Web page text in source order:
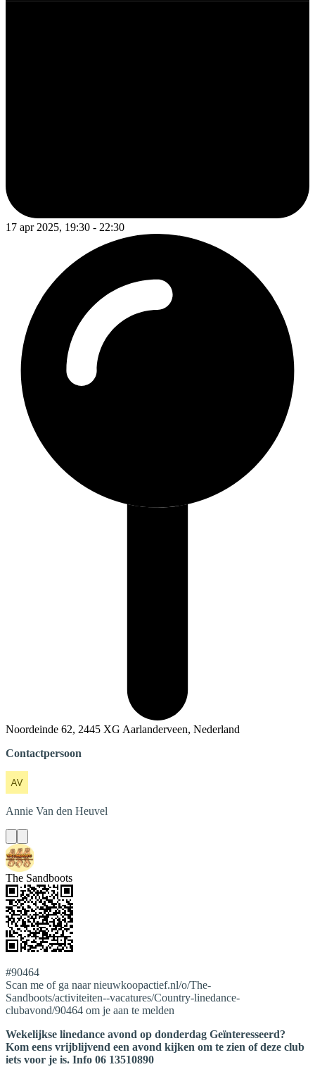
17 apr 2025, 19:30 - 22:30
Noordeinde 62, 2445 XG Aarlanderveen, Nederland
Contactpersoon
Annie Van den Heuvel
The Sandboots
#90464
Scan me of ga naar nieuwkoopactief.nl/o/The-
Sandboots/activiteiten--vacatures/Country-linedance-
clubavond/90464 om je aan te melden
Wekelijkse linedance avond op donderdag Geïnteresseerd?
Kom eens vrijblijvend een avond kijken om te zien of deze club
iets voor je is. Info 06 13510890